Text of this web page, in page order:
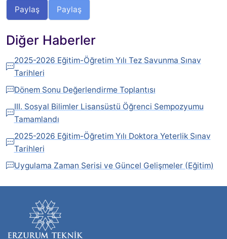
Paylaş Paylaş
Diğer Haberler
2025-2026 Eğitim-Öğretim Yılı Tez Savunma Sınav
Tarihleri
Dönem Sonu Değerlendirme Toplantısı
III. Sosyal Bilimler Lisansüstü Öğrenci Sempozyumu
Tamamlandı
2025-2026 Eğitim-Öğretim Yılı Doktora Yeterlik Sınav
Tarihleri
Uygulama Zaman Serisi ve Güncel Gelişmeler (Eğitim)